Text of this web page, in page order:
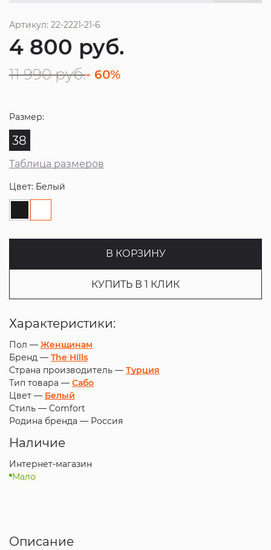
Артикул: 22-2221-21-6
4 800 руб.
11 990 руб.- 60%
Размер:
38
Таблица размеров
Цвет: Белый
В КОРЗИНУ
КУПИТЬ В 1 КЛИК
Характеристики:
Пол — Женщинам
Бренд — The Hills
Страна производитель — Турция
Тип товара — Сабо
Цвет — Белый
Стиль — Comfort
Родина бренда — Россия
Наличие
Интернет-магазин
Мало
Описание